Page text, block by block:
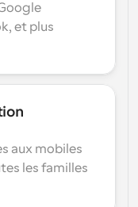
et plus
aux mobiles
les familles